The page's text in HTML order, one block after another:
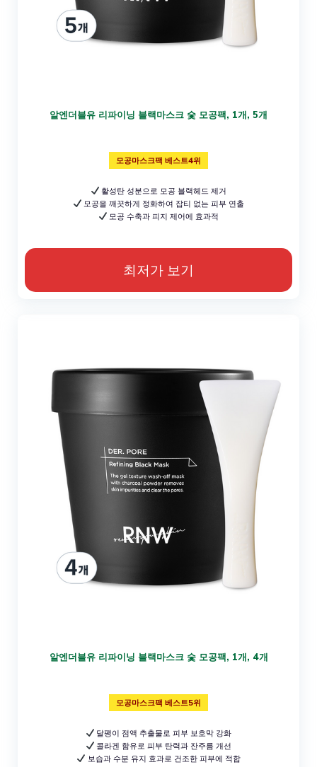
알엔더블유 리파이닝 블랙마스크 숯 모공팩, 1개, 5개
모공마스크팩 베스트4위
활성탄 성분으로 모공 블랙헤드 제거
모공을 깨끗하게 정화하여 잡티 없는 피부 연출
모공 수축과 피지 제어에 효과적
최저가 보기
알엔더블유 리파이닝 블랙마스크 숯 모공팩, 1개, 4개
모공마스크팩 베스트5위
달팽이 점액 추출물로 피부 보호막 강화
콜라겐 함유로 피부 탄력과 잔주름 개선
보습과 수분 유지 효과로 건조한 피부에 적합